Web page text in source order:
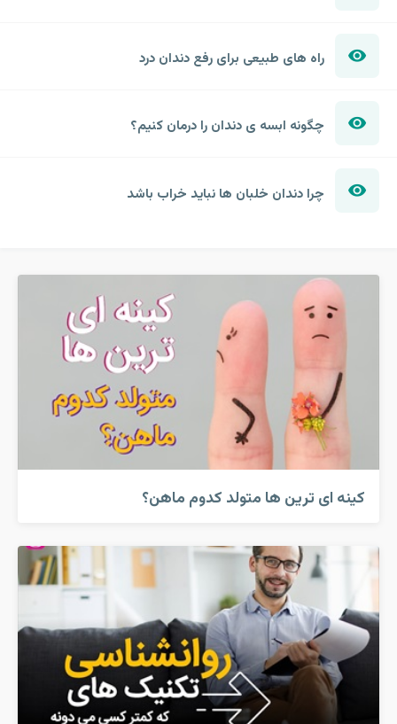
راه های طبیعی برای رفع دندان درد
چگونه ابسه ی دندان را درمان کنیم؟
چرا دندان خلبان ها نباید خراب باشد
کینه ای ترین ها متولد کدوم ماهن؟